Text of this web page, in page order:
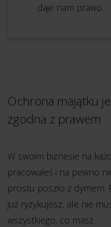
daje nam prawo.
Ochrona majątku
zgodna z prawem
W swoim biznesie na
pracowałeś i na pewno
prostu poszło z dymem.
już ryzykujesz, ale nie
wszystkiego, co masz.